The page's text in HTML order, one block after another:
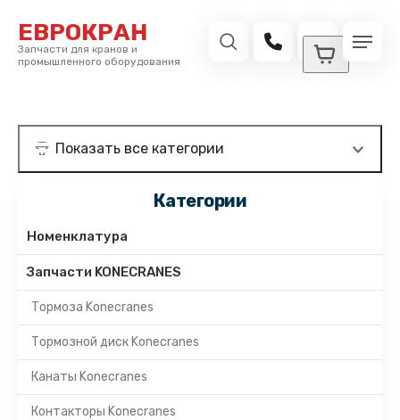
ЕВРОКРАН
Запчасти для кранов и
промышленного оборудования
Категории
Номенклатура
Запчасти KONECRANES
Тормоза Konecranes
Тормозной диск Konecranes
Канаты Konecranes
Контакторы Konecranes